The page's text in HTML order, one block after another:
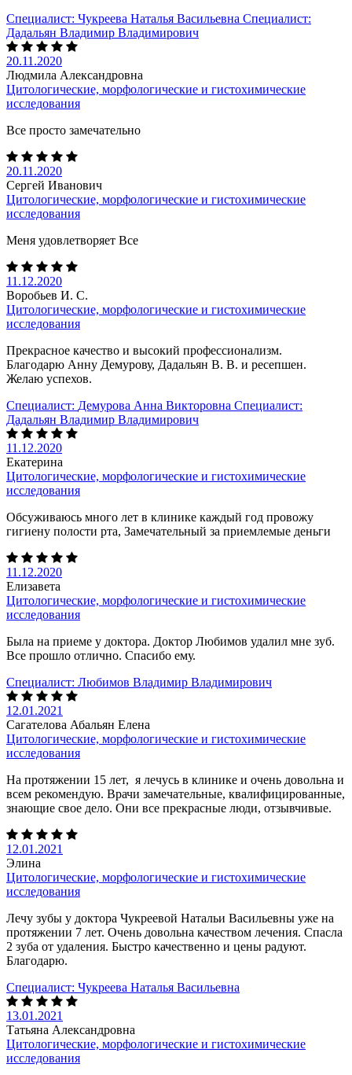
Специалист: Чукреева Наталья Васильевна Специалист:
Дадальян Владимир Владимирович
20.11.2020
Людмила Александровна
Цитологические, морфологические и гистохимические
исследования
Все просто замечательно
20.11.2020
Сергей Иванович
Цитологические, морфологические и гистохимические
исследования
Меня удовлетворяет Все
11.12.2020
Воробьев И. С.
Цитологические, морфологические и гистохимические
исследования
Прекрасное качество и высокий профессионализм.
Благодарю Анну Демурову, Дадальян В. В. и ресепшен.
Желаю успехов.
Специалист: Демурова Анна Викторовна Специалист:
Дадальян Владимир Владимирович
11.12.2020
Екатерина
Цитологические, морфологические и гистохимические
исследования
Обсуживаюсь много лет в клинике каждый год провожу
гигиену полости рта, Замечательный за приемлемые деньги
11.12.2020
Елизавета
Цитологические, морфологические и гистохимические
исследования
Была на приеме у доктора. Доктор Любимов удалил мне зуб.
Все прошло отлично. Спасибо ему.
Специалист: Любимов Владимир Владимирович
12.01.2021
Сагателова Абальян Елена
Цитологические, морфологические и гистохимические
исследования
На протяжении 15 лет, я лечусь в клинике и очень довольна и
всем рекомендую. Врачи замечательные, квалифицированные,
знающие свое дело. Они все прекрасные люди, отзывчивые.
12.01.2021
Элина
Цитологические, морфологические и гистохимические
исследования
Лечу зубы у доктора Чукреевой Натальи Васильевны уже на
протяжении 7 лет. Очень довольна качеством лечения. Спасла
2 зуба от удаления. Быстро качественно и цены радуют.
Благодарю.
Специалист: Чукреева Наталья Васильевна
13.01.2021
Татьяна Александровна
Цитологические, морфологические и гистохимические
исследования